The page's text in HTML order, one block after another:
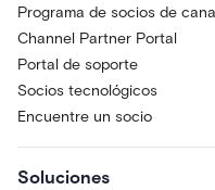
Programa de socios de
Channel Partner Portal
Portal de soporte
Socios tecnológicos
Encuentre un socio
Soluciones